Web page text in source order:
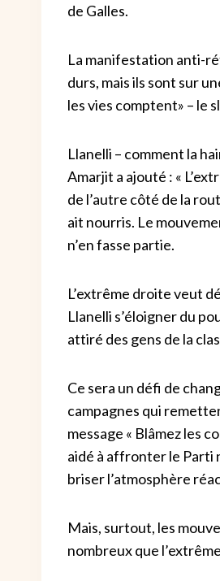
de Galles.
La manifestation anti-
durs, mais ils sont sur
les vies comptent» – le
Llanelli – comment la
Amarjit a ajouté : «
de l’autre côté de la
ait nourris. Le
n’en fasse partie.
L’extrême droite veut
Llanelli s’éloigner du
attiré des gens de la
Ce sera un défi de
campagnes qui
message « Blâmez les
aidé à affronter le Parti
briser l’atmosphère
Mais, surtout, les
nombreux que